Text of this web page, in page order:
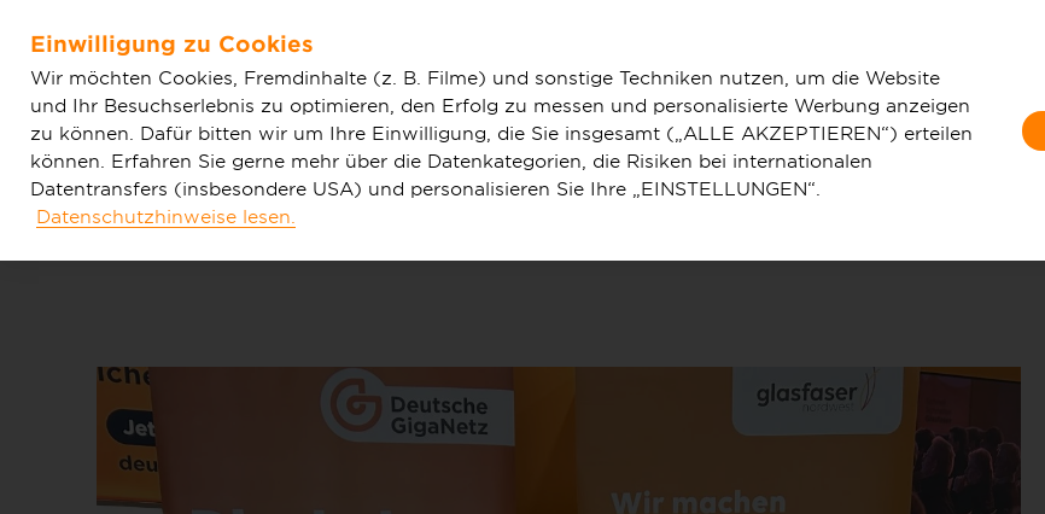
Zum Hauptinhalt springen
Partnerschaft
Einwilligung zu Cookies
Wir möchten Cookies, Fremdinhalte (z. B. Filme) und sonstige Techniken nutzen, um die Website
und Ihr Besuchserlebnis zu optimieren, den Erfolg zu messen und personalisierte Werbung anzeigen
zu können. Dafür bitten wir um Ihre Einwilligung, die Sie insgesamt („ALLE AKZEPTIEREN“) erteilen
können. Erfahren Sie gerne mehr über die Datenkategorien, die Risiken bei internationalen
Datentransfers (insbesondere USA) und personalisieren Sie Ihre „EINSTELLUNGEN“.
Datenschutzhinweise lesen.